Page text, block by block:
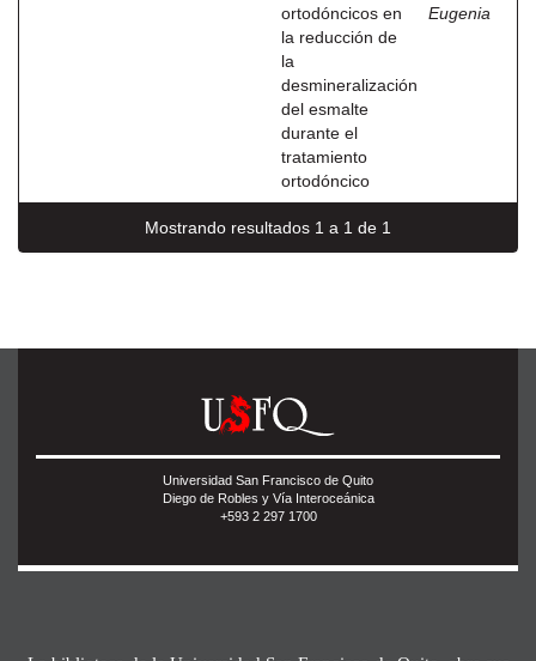
ortodóncicos en
la reducción de
la
desmineralización
del esmalte
durante el
tratamiento
ortodóncico
Eugenia
Mostrando resultados 1 a 1 de 1
Universidad San Francisco de Quito
Diego de Robles y Vía Interoceánica
+593 2 297 1700